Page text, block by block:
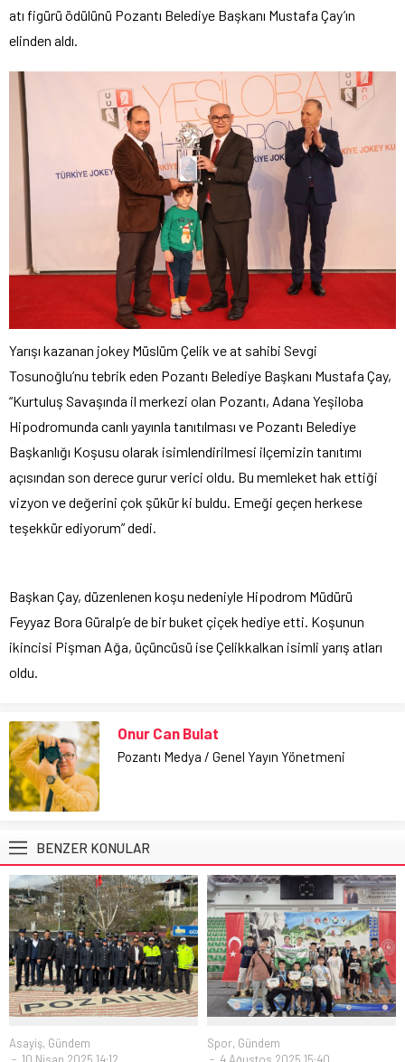
atı figürü ödülünü Pozantı Belediye Başkanı Mustafa Çay’ın
elinden aldı.
Yarışı kazanan jokey Müslüm Çelik ve at sahibi Sevgi
Tosunoğlu’nu tebrik eden Pozantı Belediye Başkanı Mustafa Çay,
“Kurtuluş Savaşında il merkezi olan Pozantı, Adana Yeşiloba
Hipodromunda canlı yayınla tanıtılması ve Pozantı Belediye
Başkanlığı Koşusu olarak isimlendirilmesi ilçemizin tanıtımı
açısından son derece gurur verici oldu. Bu memleket hak ettiği
vizyon ve değerini çok şükür ki buldu. Emeği geçen herkese
teşekkür ediyorum” dedi.
Başkan Çay, düzenlenen koşu nedeniyle Hipodrom Müdürü
Feyyaz Bora Güralp’e de bir buket çiçek hediye etti. Koşunun
ikincisi Pişman Ağa, üçüncüsü ise Çelikkalkan isimli yarış atları
oldu.
Onur Can Bulat
Pozantı Medya / Genel Yayın Yönetmeni
BENZER KONULAR
Asayiş, Gündem
10 Nisan 2025 14:12
Spor, Gündem
4 Ağustos 2025 15:40